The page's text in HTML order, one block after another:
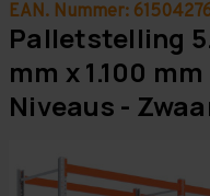
EAN. Nummer:
Palletstelling
mm x 1.100
Niveaus -